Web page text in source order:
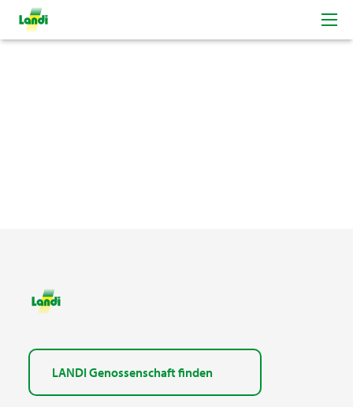
LANDI Genossenschaft finden